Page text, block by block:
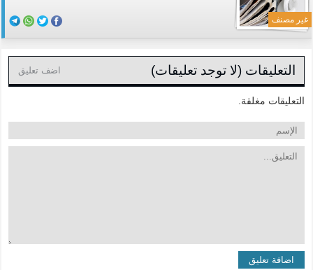
غير مصنف
التعليقات (لا توجد تعليقات) اضف تعليق
التعليقات مغلقة.